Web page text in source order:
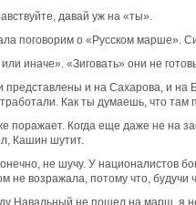
давай уж на «ты».
поговорим о «Русском марше».
иначе». «Зиговать» они не
и на Сахарова, и на
Как ты думаешь, что там
поражает. Когда еще даже не на
Кашин шутит.
не шучу. У националистов
не возражала, потому что,
Навальный не пошел на марш, я